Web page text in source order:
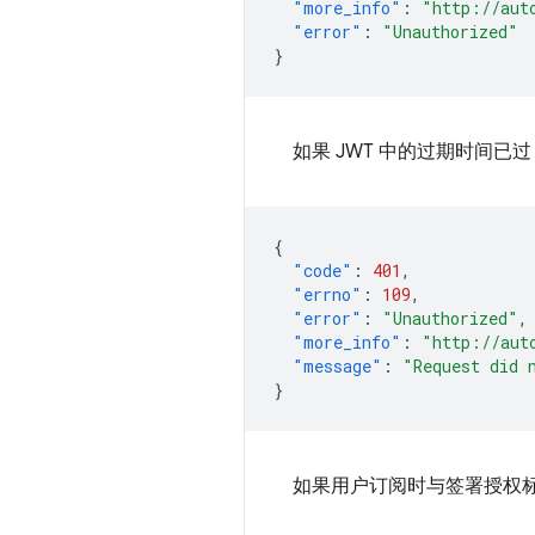
"more_info" :
"http://
"error" :
"Unauthorized"
}
如果 JWT 中的过期时间已
{
"code" : 401 ,
"errno" : 109,
"error" : "Unauthorized" ,
"more_info" :
"http://
"message" :
"Request
}
如果用户订阅时与签署授权